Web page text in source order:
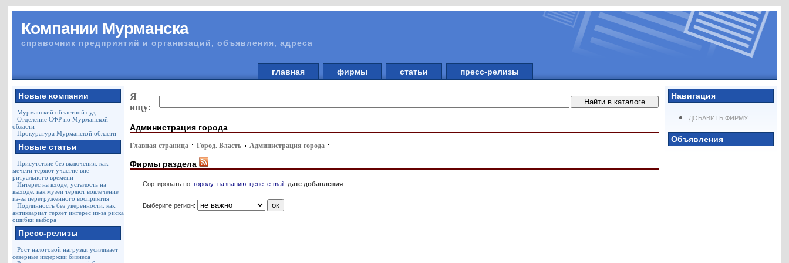
Компании Мурманска
справочник предприятий и организаций, объявления, адреса
главная фирмы статьи пресс-релизы
Новые компании
Мурманский областной суд
Отделение СФР по Мурманской
области
Прокуратура Мурманской области
Новые статьи
Присутствие без включения: как
мечети теряют участие вне
ритуального времени
Интерес на входе, усталость на
выходе: как музеи теряют вовлечение
из-за перегруженного восприятия
Подлинность без уверенности: как
антиквариат теряет интерес из-за риска
ошибки выбора
Пресс-релизы
Рост налоговой нагрузки усиливает
северные издержки бизнеса
Навигация
ДОБАВИТЬ ФИРМУ
Объявления
Я
ищу:
Администрация города
Главная страница Город. Власть Администрация города
Фирмы раздела
Сортировать по:городу названию цене e-mail дате добавления
Выберите регион: